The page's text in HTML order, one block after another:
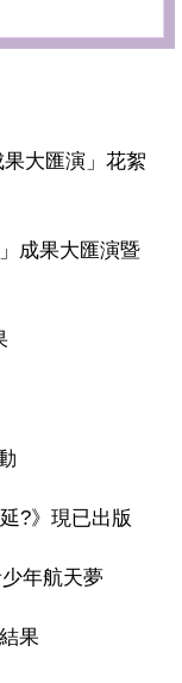
大匯演」花絮
成果大匯演暨
?》現已出版
年航天夢
果